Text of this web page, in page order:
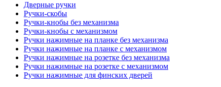
Дверные ручки
Ручки-скобы
Ручки-кнобы без механизма
Ручки-кнобы с механизмом
Ручки нажимные на планке без механизма
Ручки нажимные на планке с механизмом
Ручки нажимные на розетке без механизма
Ручки нажимные на розетке с механизмом
Ручки нажимные для финских дверей